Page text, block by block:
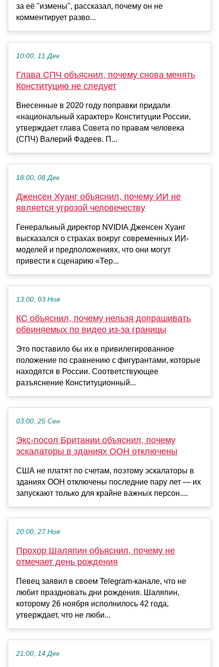
за её "измены", рассказал, почему он не
комментирует разво...
10:00, 11 Дек
Глава СПЧ объяснил, почему снова менять
Конституцию не следует
Внесенные в 2020 году поправки придали
«национальный характер» Конституции России,
утверждает глава Совета по правам человека
(СПЧ) Валерий Фадеев. П...
18:00, 08 Дек
Дженсен Хуанг объяснил, почему ИИ не
является угрозой человечеству
Генеральный директор NVIDIA Дженсен Хуанг
высказался о страхах вокруг современных ИИ-
моделей и предположениях, что они могут
привести к сценарию «Тер...
13:00, 03 Ноя
КС объяснил, почему нельзя допрашивать
обвиняемых по видео из-за границы
Это поставило бы их в привилегированное
положение по сравнению с фигурантами, которые
находятся в России. Соответствующее
разъяснение Конституционный...
03:00, 25 Сен
Экс-посол Британии объяснил, почему
эскалаторы в зданиях ООН отключены
США не платят по счетам, поэтому эскалаторы в
зданиях ООН отключены последние пару лет — их
запускают только для крайне важных персон....
20:00, 27 Ноя
Прохор Шаляпин объяснил, почему не
отмечает день рождения
Певец заявил в своем Telegram-канале, что не
любит праздновать дни рождения. Шаляпин,
которому 26 ноября исполнилось 42 года,
утверждает, что не люби...
21:00, 14 Дек